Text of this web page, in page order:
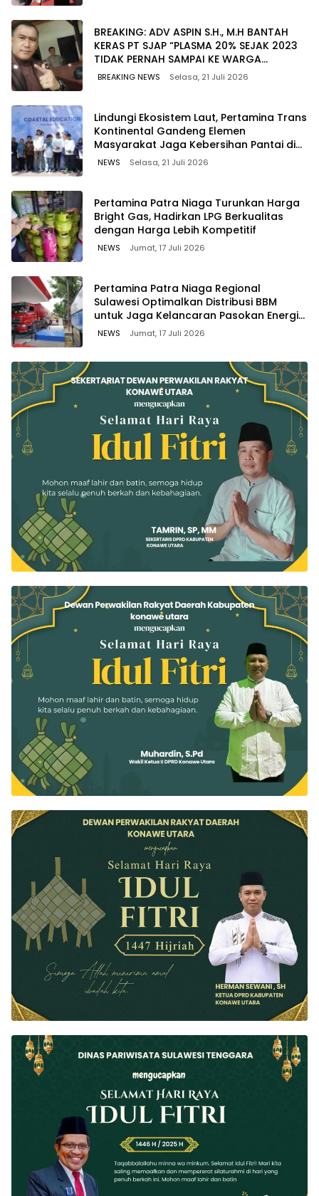
BREAKING: ADV ASPIN S.H., M.H BANTAH
KERAS PT SJAP “PLASMA 20% SEJAK 2023
TIDAK PERNAH SAMPAI KE WARGA
WAWOONE!
BREAKING NEWS Selasa, 21 Juli 2026
Lindungi Ekosistem Laut, Pertamina Trans
Kontinental Gandeng Elemen
Masyarakat Jaga Kebersihan Pantai di
Bitung, Sulawesi
NEWS Selasa, 21 Juli 2026
Pertamina Patra Niaga Turunkan Harga
Bright Gas, Hadirkan LPG Berkualitas
dengan Harga Lebih Kompetitif
NEWS Jumat, 17 Juli 2026
Pertamina Patra Niaga Regional
Sulawesi Optimalkan Distribusi BBM
untuk Jaga Kelancaran Pasokan Energi
di Seluruh Wilayah Sulawesi
NEWS Jumat, 17 Juli 2026